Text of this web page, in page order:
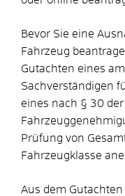
Bevor Sie eine
Fahrzeug
Gutachten eines
Sachverständigen
eines nach § 30 der
Prüfung von
Fahrzeugklasse
Aus dem